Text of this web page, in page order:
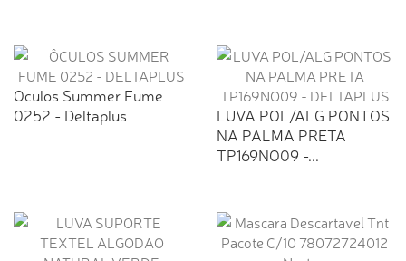
Oculos Summer Fume
0252 - Deltaplus
LUVA POL/ALG PONTOS
NA PALMA PRETA
TP169NO09 -...